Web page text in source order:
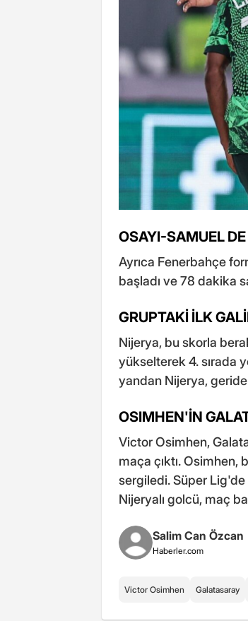
OSAYI-SAMUEL DE
Ayrıca Fenerbahçe
başladı ve 78 dakika
GRUPTAKİ İLK
Nijerya, bu skorla
yükselterek 4. sırada
yandan Nijerya,
OSIMHEN'İN
Victor Osimhen,
maça çıktı.
sergiledi. Süper Lig'de
Nijeryalı golcü, maç
Salim Can Özcan
Haberler.com
Victor Osimhen Galatasaray